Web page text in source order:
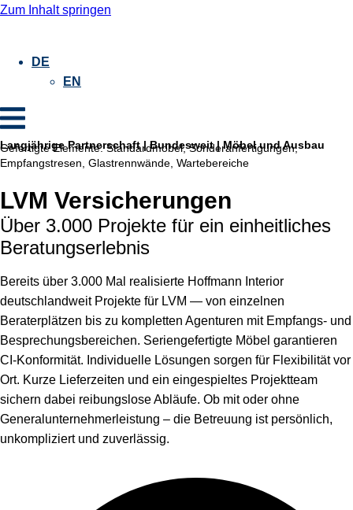
Zum Inhalt springen
DE
EN
Langjährige Partnerschaft | Bundesweit | Möbel und Ausbau
Gefertigte Elemente:Standardmöbel, Sonderanfertigungen,
Empfangstresen, Glastrennwände, Wartebereiche
LVM Versicherungen
Über 3.000 Projekte für ein einheitliches
Beratungserlebnis
Bereits über 3.000 Mal realisierte Hoffmann Interior
deutschlandweit Projekte für LVM — von einzelnen
Beraterplätzen bis zu kompletten Agenturen mit Empfangs- und
Besprechungsbereichen. Seriengefertigte Möbel garantieren
CI-Konformität. Individuelle Lösungen sorgen für Flexibilität vor
Ort. Kurze Lieferzeiten und ein eingespieltes Projektteam
sichern dabei reibungslose Abläufe. Ob mit oder ohne
Generalunternehmerleistung – die Betreuung ist persönlich,
unkompliziert und zuverlässig.